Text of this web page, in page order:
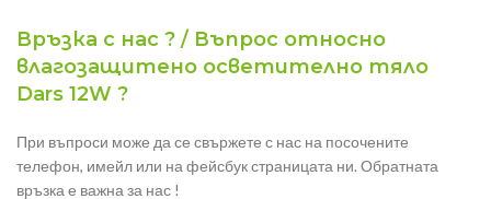
Връзка с нас ? / Въпрос относно
влагозащитено осветително тяло
Dars 12W ?
При въпроси може да се свържете с нас на посочените
телефон, имейл или на фейсбук страницата ни. Обратната
връзка е важна за нас !